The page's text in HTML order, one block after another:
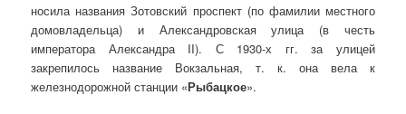
носила названия Зотовский проспект (по фамилии местного
домовладельца) и Александровская улица (в честь
императора Александра II). С 1930-х гг. за улицей
закрепилось название Вокзальная, т. к. она вела к
железнодорожной станции «Рыбацкое».